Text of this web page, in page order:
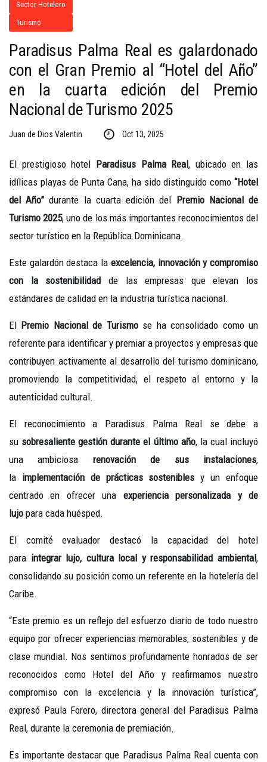
Sector Hotelero
Turismo
Paradisus Palma Real es galardonado
con el Gran Premio al “Hotel del Año”
en la cuarta edición del Premio
Nacional de Turismo 2025
Juan de Dios Valentin Oct 13, 2025
El prestigioso hotel Paradisus Palma Real, ubicado en las
idílicas playas de Punta Cana, ha sido distinguido como “Hotel
del Año” durante la cuarta edición del Premio Nacional de
Turismo 2025, uno de los más importantes reconocimientos del
sector turístico en la República Dominicana.
Este galardón destaca la excelencia, innovación y compromiso
con la sostenibilidad de las empresas que elevan los
estándares de calidad en la industria turística nacional.
El Premio Nacional de Turismose ha consolidado como un
referente para identificar y premiar a proyectos y empresas que
contribuyen activamente al desarrollo del turismo dominicano,
promoviendo la competitividad, el respeto al entorno y la
autenticidad cultural.
El reconocimiento a Paradisus Palma Real se debe a
su sobresaliente gestión durante el último año, la cual incluyó
una ambiciosa renovación de sus instalaciones,
la implementación de prácticas sostenibles y un enfoque
centrado en ofrecer una experiencia personalizada y de
lujo para cada huésped.
El comité evaluador destacó la capacidad del hotel
para integrar lujo, cultura local y responsabilidad ambiental,
consolidando su posición como un referente en la hotelería del
Caribe.
“Este premio es un reflejo del esfuerzo diario de todo nuestro
equipo por ofrecer experiencias memorables, sostenibles y de
clase mundial. Nos sentimos profundamente honrados de ser
reconocidos como Hotel del Año y reafirmamos nuestro
compromiso con la excelencia y la innovación turística”,
expresó Paula Forero, directora general del Paradisus Palma
Real, durante la ceremonia de premiación.
Es importante destacar que Paradisus Palma Real cuenta con